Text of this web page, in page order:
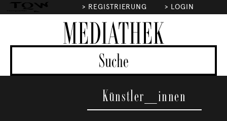
> REGISTRIERUNG > LOGIN
MEDIATHEK
Künstler_innen